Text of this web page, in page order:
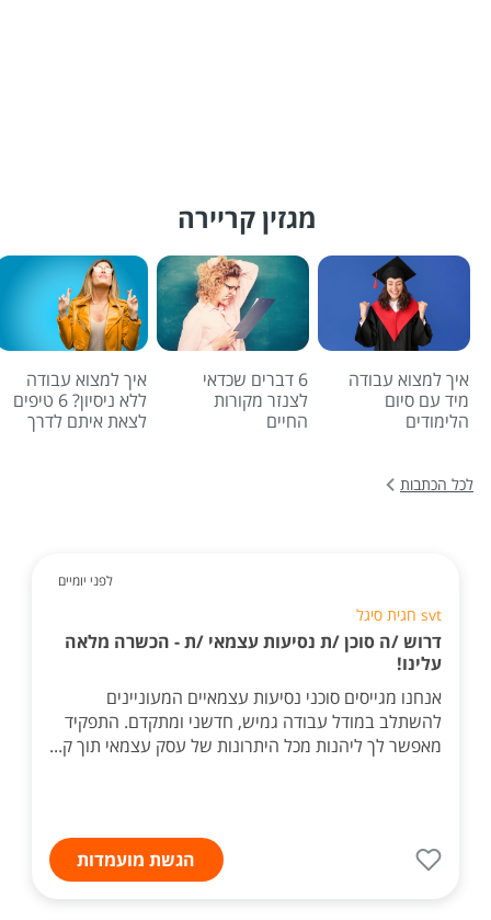
מגזין קריירה
איך למצוא עבודה
מיד עם סיום
הלימודים
6 דברים שכדאי
לצנזר מקורות
החיים
איך למצוא עבודה
ללא ניסיון? 6 טיפים
לצאת איתם לדרך
לכל הכתבות
לפני יומיים
svt חגית סיגל
דרוש /ה סוכן /ת נסיעות עצמאי /ת - הכשרה מלאה
עלינו!
אנחנו מגייסים סוכני נסיעות עצמאיים המעוניינים
להשתלב במודל עבודה גמיש, חדשני ומתקדם. התפקיד
מאפשר לך ליהנות מכל היתרונות של עסק עצמאי תוך ק...
הגשת מועמדות